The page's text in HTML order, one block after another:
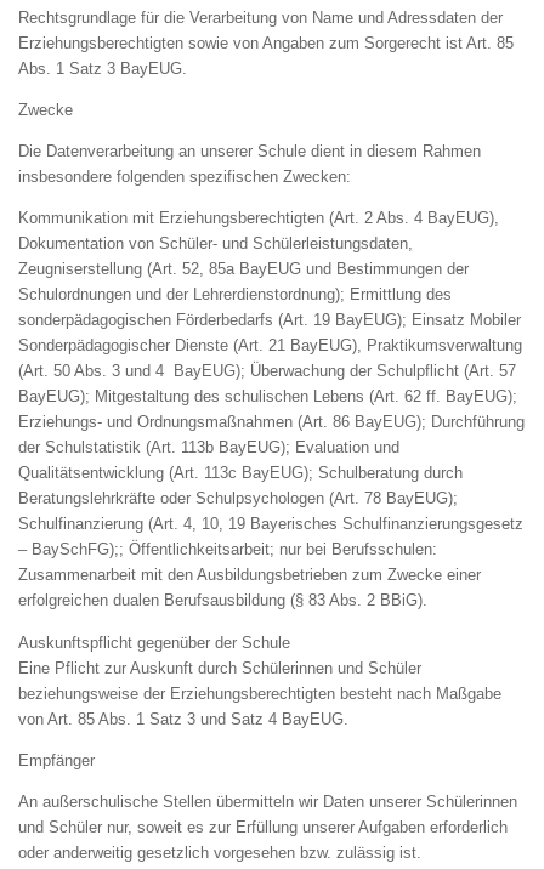
Rechtsgrundlage für die Verarbeitung von Name und Adressdaten der
Erziehungsberechtigten sowie von Angaben zum Sorgerecht ist Art. 85
Abs. 1 Satz 3 BayEUG.
Zwecke
Die Datenverarbeitung an unserer Schule dient in diesem Rahmen
insbesondere folgenden spezifischen Zwecken:
Kommunikation mit Erziehungsberechtigten (Art. 2 Abs. 4 BayEUG),
Dokumentation von Schüler- und Schülerleistungsdaten,
Zeugniserstellung (Art. 52, 85a BayEUG und Bestimmungen der
Schulordnungen und der Lehrerdienstordnung); Ermittlung des
sonderpädagogischen Förderbedarfs (Art. 19 BayEUG); Einsatz Mobiler
Sonderpädagogischer Dienste (Art. 21 BayEUG), Praktikumsverwaltung
(Art. 50 Abs. 3 und 4 BayEUG); Überwachung der Schulpflicht (Art. 57
BayEUG); Mitgestaltung des schulischen Lebens (Art. 62 ff. BayEUG);
Erziehungs- und Ordnungsmaßnahmen (Art. 86 BayEUG); Durchführung
der Schulstatistik (Art. 113b BayEUG); Evaluation und
Qualitätsentwicklung (Art. 113c BayEUG); Schulberatung durch
Beratungslehrkräfte oder Schulpsychologen (Art. 78 BayEUG);
Schulfinanzierung (Art. 4, 10, 19 Bayerisches Schulfinanzierungsgesetz
– BaySchFG);; Öffentlichkeitsarbeit; nur bei Berufsschulen:
Zusammenarbeit mit den Ausbildungsbetrieben zum Zwecke einer
erfolgreichen dualen Berufsausbildung (§ 83 Abs. 2 BBiG).
Auskunftspflicht gegenüber der Schule
Eine Pflicht zur Auskunft durch Schülerinnen und Schüler
beziehungsweise der Erziehungsberechtigten besteht nach Maßgabe
von Art. 85 Abs. 1 Satz 3 und Satz 4 BayEUG.
Empfänger
An außerschulische Stellen übermitteln wir Daten unserer Schülerinnen
und Schüler nur, soweit es zur Erfüllung unserer Aufgaben erforderlich
oder anderweitig gesetzlich vorgesehen bzw. zulässig ist.